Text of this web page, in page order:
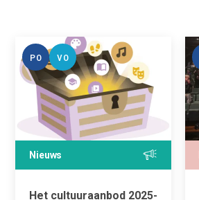
PO VO
Nieuws
Het cultuuraanbod 2025-